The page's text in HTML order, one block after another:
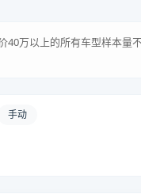
40万以上的所有车型样本量
手动